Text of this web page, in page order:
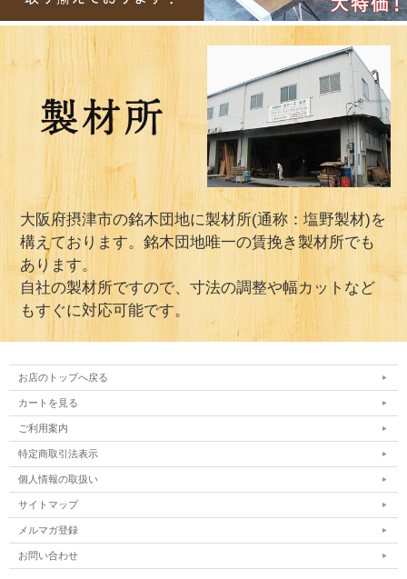
大阪府摂津市の銘木団地に製材所(通称：塩野製材)を
構えております。銘木団地唯一の賃挽き製材所でも
あります。
自社の製材所ですので、寸法の調整や幅カットなど
もすぐに対応可能です。
お店のトップへ戻る
カートを見る
ご利用案内
特定商取引法表示
個人情報の取扱い
サイトマップ
メルマガ登録
お問い合わせ